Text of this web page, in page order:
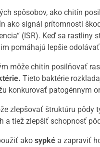
spôsobov, ako chitín
ako signál prítomnosti
(ISR). Keď sa
pomáhajú lepšie
môže chitín posilňovať
Tieto baktérie
konkurovať patogénnym
zlepšovať štruktúru pôdy
a tiež zlepšiť schopnosť
ako sypké a zapraviť